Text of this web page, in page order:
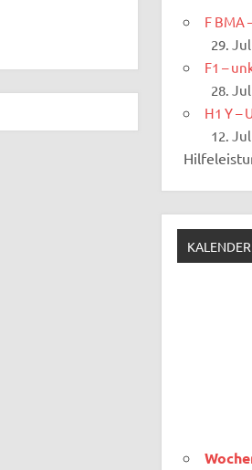
F BMA
29.
F1 –
28.
H1 Y –
12.
KALENDER